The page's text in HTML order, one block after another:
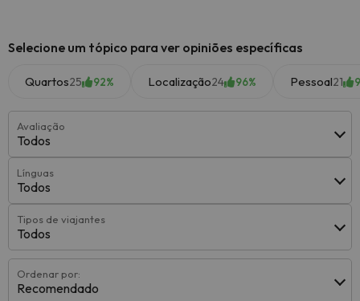
Selecione um tópico para ver opiniões específicas
Quartos25 92% Localização24 96% Pessoal21
Avaliação
Todos
Línguas
Todos
Tipos de viajantes
Todos
Ordenar por:
Recomendado